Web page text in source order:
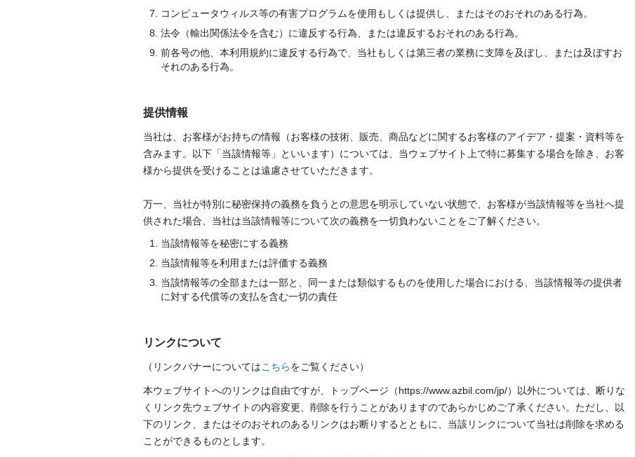
コンピュータウィルス等の有害プログラムを使用もしくは提供し、またはそのおそれのある行為。
法令（輸出関係法令を含む）に違反する行為、または違反するおそれのある行為。
前各号の他、本利用規約に違反する行為で、当社もしくは第三者の業務に支障を及ぼし、または及ぼすお
それのある行為。
提供情報
当社は、お客様がお持ちの情報（お客様の技術、販売、商品などに関するお客様のアイデア・提案・資料等を
含みます。以下「当該情報等」といいます）については、当ウェブサイト上で特に募集する場合を除き、お客
様から提供を受けることは遠慮させていただきます。
万一、当社が特別に秘密保持の義務を負うとの意思を明示していない状態で、お客様が当該情報等を当社へ提
供された場合、当社は当該情報等について次の義務を一切負わないことをご了解ください。
当該情報等を秘密にする義務
当該情報等を利用または評価する義務
当該情報等の全部または一部と、同一または類似するものを使用した場合における、当該情報等の提供者
に対する代償等の支払を含む一切の責任
リンクについて
（リンクバナーについてはこちらをご覧ください）
本ウェブサイトへのリンクは自由ですが、トップページ（https://www.azbil.com/jp/）以外については、断りな
くリンク先ウェブサイトの内容変更、削除を行うことがありますのであらかじめご了承ください。ただし、以
下のリンク、またはそのおそれのあるリンクはお断りするとともに、当該リンクについて当社は削除を求める
ことができるものとします。